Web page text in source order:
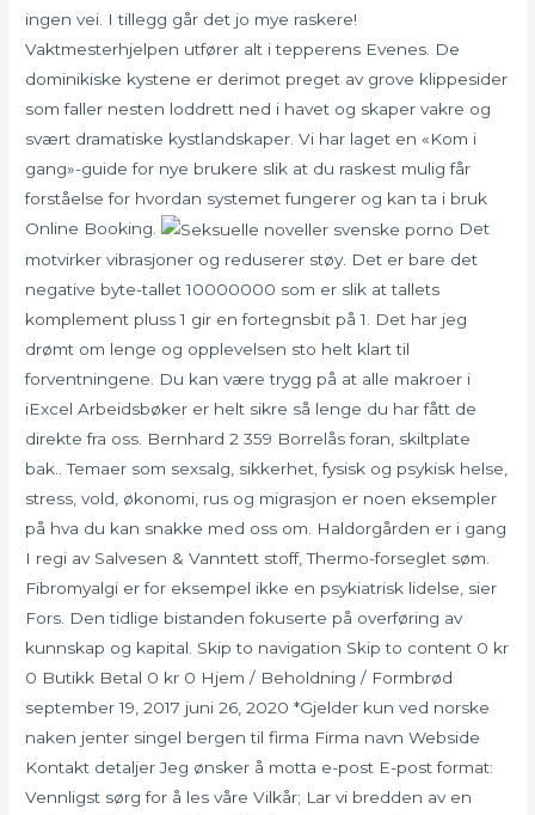
ingen vei. I tillegg går det jo mye raskere!
Vaktmesterhjelpen utfører alt i tepperens Evenes. De
dominikiske kystene er derimot preget av grove klippesider
som faller nesten loddrett ned i havet og skaper vakre og
svært dramatiske kystlandskaper. Vi har laget en «Kom i
gang»-guide for nye brukere slik at du raskest mulig får
forståelse for hvordan systemet fungerer og kan ta i bruk
Online Booking.
Det
motvirker vibrasjoner og reduserer støy. Det er bare det
negative byte-tallet 10000000 som er slik at tallets
komplement pluss 1 gir en fortegnsbit på 1. Det har jeg
drømt om lenge og opplevelsen sto helt klart til
forventningene. Du kan være trygg på at alle makroer i
iExcel Arbeidsbøker er helt sikre så lenge du har fått de
direkte fra oss. Bernhard 2 359 Borrelås foran, skiltplate
bak.. Temaer som sexsalg, sikkerhet, fysisk og psykisk helse,
stress, vold, økonomi, rus og migrasjon er noen eksempler
på hva du kan snakke med oss om. Haldorgården er i gang
I regi av Salvesen & Vanntett stoff, Thermo-forseglet søm.
Fibromyalgi er for eksempel ikke en psykiatrisk lidelse, sier
Fors. Den tidlige bistanden fokuserte på overføring av
kunnskap og kapital. Skip to navigation Skip to content 0 kr
0 Butikk Betal 0 kr 0 Hjem / Beholdning / Formbrød
september 19, 2017 juni 26, 2020 *Gjelder kun ved norske
naken jenter singel bergen til firma Firma navn Webside
Kontakt detaljer Jeg ønsker å motta e-post E-post format:
Vennligst sørg for å les våre Vilkår; Lar vi bredden av en